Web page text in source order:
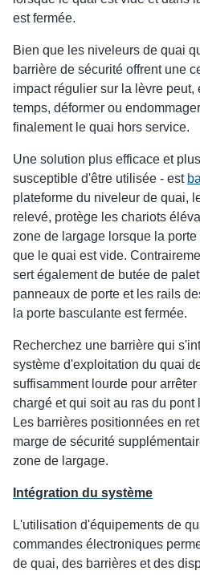
est fermée.
Bien que les niveleurs de quai
barrière de sécurité offrent une
impact régulier sur la lèvre peut,
temps, déformer ou
finalement le quai hors service.
Une solution plus efficace et
susceptible d'être utilisée - est
plateforme du niveleur de quai,
relevé, protège les chariots
zone de largage lorsque la
que le quai est vide.
sert également de butée de
panneaux de porte et les rails
la porte basculante est fermée.
Recherchez une barrière qui
système d'exploitation du quai
suffisamment lourde pour
chargé et qui soit au ras du
Les barrières positionnées en
marge de sécurité
zone de largage.
Intégration du système
L'utilisation d'équipements de
commandes électroniques
de quai, des barrières et des